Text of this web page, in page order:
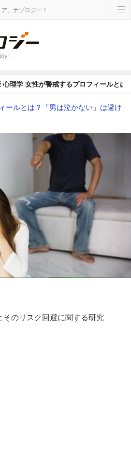
、ナゾロジー！
!
心理学 女性が警戒するプロフィールとは
ールとは？「男は泣かない」は避け
のリスク回避に関する研究